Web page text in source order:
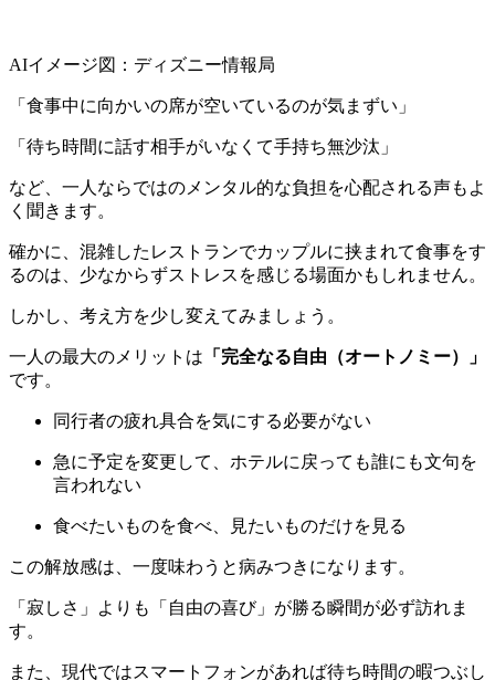
AIイメージ図：ディズニー情報局
「食事中に向かいの席が空いているのが気まずい」
「待ち時間に話す相手がいなくて手持ち無沙汰」
など、一人ならではのメンタル的な負担を心配される声もよ
く聞きます。
確かに、混雑したレストランでカップルに挟まれて食事をす
るのは、少なからずストレスを感じる場面かもしれません。
しかし、考え方を少し変えてみましょう。
一人の最大のメリットは 「完全なる自由（オートノミー）」
です。
同行者の疲れ具合を気にする必要がない
急に予定を変更して、ホテルに戻っても誰にも文句を
言われない
食べたいものを食べ、見たいものだけを見る
この解放感は、一度味わうと病みつきになります。
「寂しさ」よりも「自由の喜び」が勝る瞬間が必ず訪れま
す。
また、現代ではスマートフォンがあれば待ち時間の暇つぶし